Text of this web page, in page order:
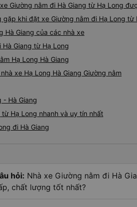
Giường nằm đi Hà Giang từ Hạ Long
khi đặt xe Giường nằm đi Hạ Long từ
Hà Giang của các nhà xe
Giang từ Hạ Long
Hạ Long Hà Giang
xe Hạ Long Hà Giang Giường nằm
- Hà Giang
Hạ Long nhanh và uy tín nhất
đi Hà Giang
hỏi: Nhà xe Giường nằm đi Hà
chất lượng tốt nhất?